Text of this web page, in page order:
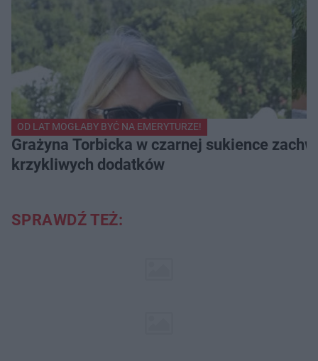
OD LAT MOGŁABY BYĆ NA EMERYTURZE!
Grażyna Torbicka w czarnej sukience
krzykliwych dodatków
SPRAWDŹ TEŻ: